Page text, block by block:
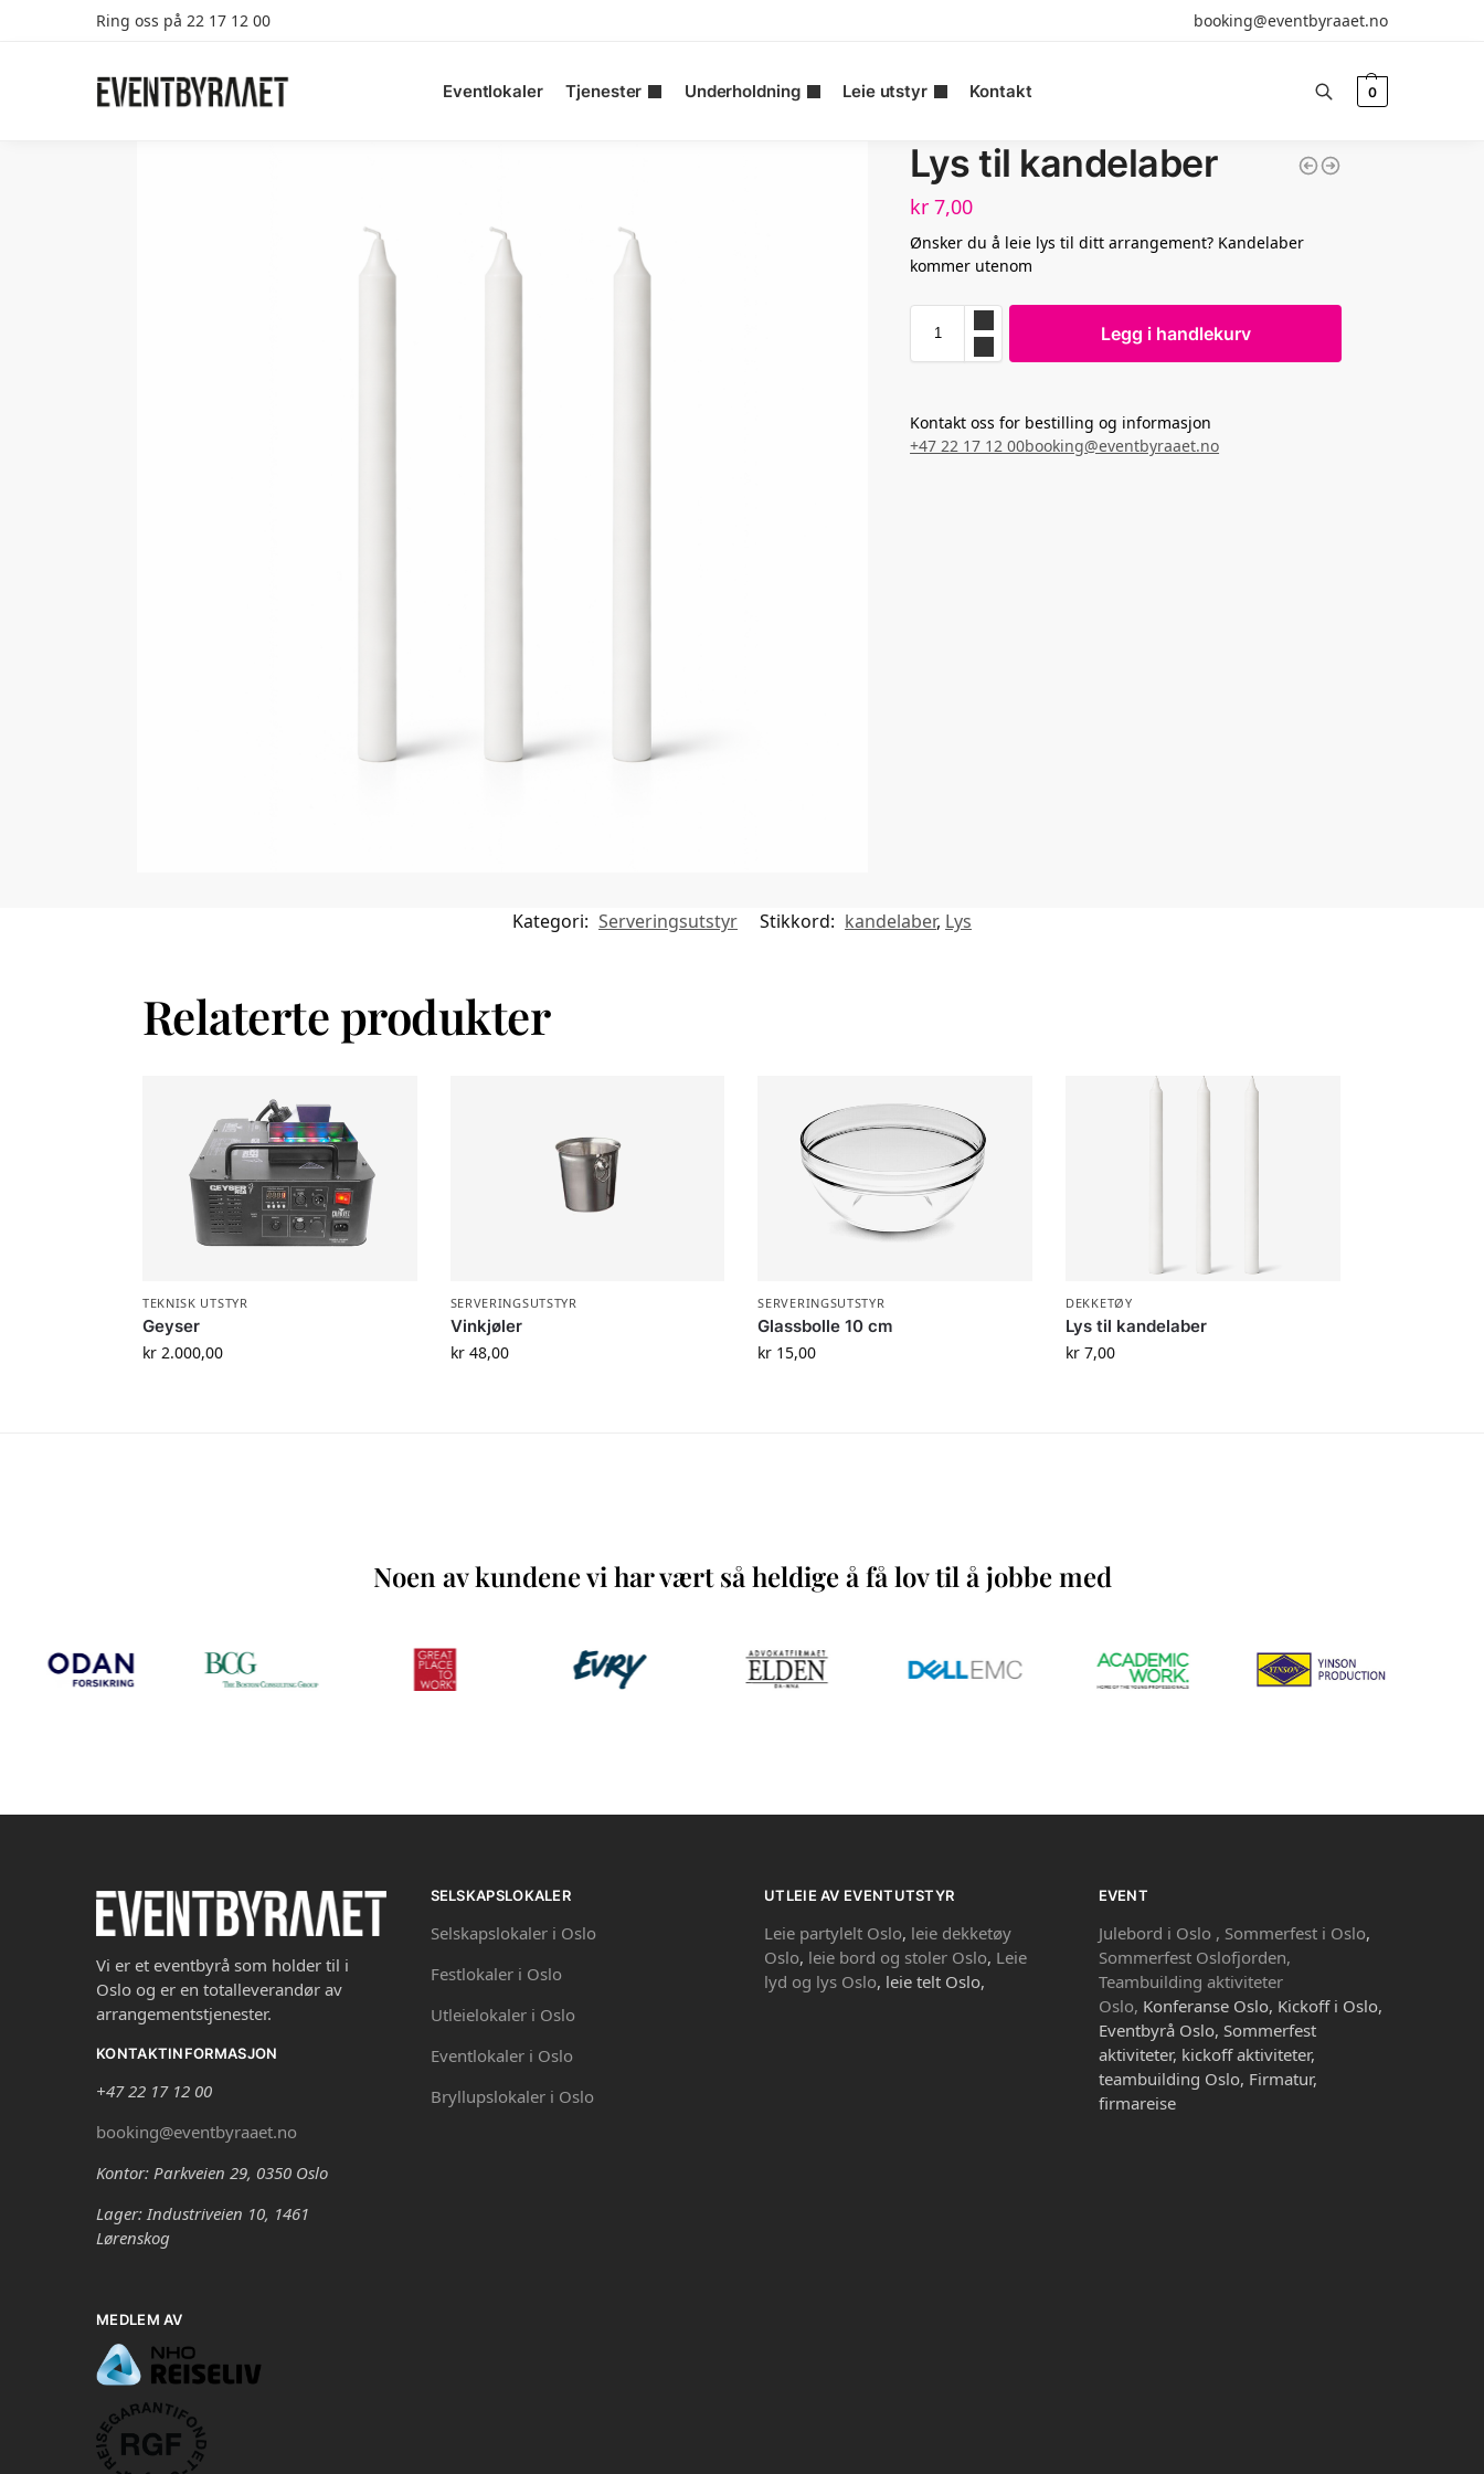
Ring oss på 22 17 12 00 booking@eventbyraaet.no
Eventlokaler Tjenester Underholdning Leie utstyr Kontakt
Search
0
Lys til kandelaber
kr 7,00
Ønsker du å leie lys til ditt arrangement? Kandelaber
kommer utenom
Legg i handlekurv
Kontakt oss for bestilling og informasjon
+47 22 17 12 00booking@eventbyraaet.no
Kategori: Serveringsutstyr Stikkord: kandelaber, Lys
Relaterte produkter
TEKNISK UTSTYR
Geyser
kr2.000,00
SERVERINGSUTSTYR
Vinkjøler
kr48,00
SERVERINGSUTSTYR
Glassbolle 10 cm
kr 15,00
DEKKETØY
Lys til kandelaber
kr 7,00
Noen av kundene vi har vært så heldige å få lov til å jobbe med
Vi er et eventbyrå som holder til i
Oslo og er en totalleverandør av
arrangementstjenester.
KONTAKTINFORMASJON
+47 22 17 12 00
booking@eventbyraaet.no
Kontor: Parkveien 29, 0350 Oslo
Lager: Industriveien 10, 1461
Lørenskog
MEDLEM AV
SELSKAPSLOKALER
Selskapslokaler i Oslo
Festlokaler i Oslo
Utleielokaler i Oslo
Eventlokaler i Oslo
Bryllupslokaler i Oslo
UTLEIE AV EVENTUTSTYR
Leie partylelt Oslo, leie dekketøy
Oslo, leie bord og stoler Oslo, Leie
lyd og lys Oslo, leie telt Oslo,
EVENT
Julebord i Oslo , Sommerfest i Oslo,
Sommerfest Oslofjorden,
Teambuilding aktiviteter
Oslo, Konferanse Oslo, Kickoff i Oslo,
Eventbyrå Oslo, Sommerfest
aktiviteter, kickoff aktiviteter,
teambuilding Oslo, Firmatur,
firmareise